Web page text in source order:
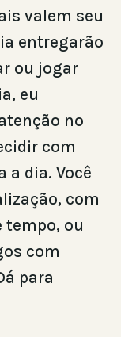
valem seu
entregarão
ou jogar
eu
no
com
a dia. Você
com
tempo, ou
com
para